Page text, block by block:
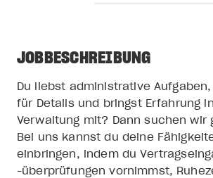
JOBBESCHREIBUNG
Du liebst administrative
für Details und bringst Erfahrung
Verwaltung mit? Dann suchen wir
Bei uns kannst du deine
einbringen, indem du
-überprüfungen vornimmst,